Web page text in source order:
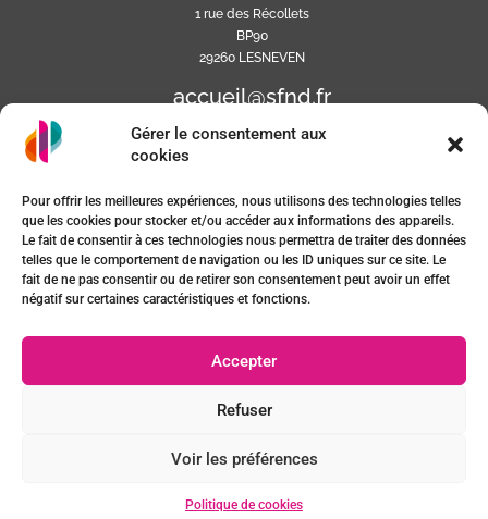
Gérer le consentement aux
cookies
Pour offrir les meilleures expériences, nous utilisons des technologies telles
que les cookies pour stocker et/ou accéder aux informations des appareils.
Le fait de consentir à ces technologies nous permettra de traiter des données
telles que le comportement de navigation ou les ID uniques sur ce site. Le
fait de ne pas consentir ou de retirer son consentement peut avoir un effet
négatif sur certaines caractéristiques et fonctions.
Accepter
Refuser
Voir les préférences
Politique de cookies
1 rue des Récollets
BP90
29260 LESNEVEN
accueil@sfnd.fr
Mentions Légales